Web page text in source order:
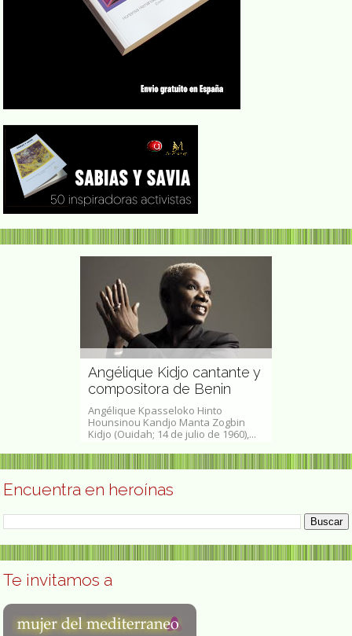
Angélique Kidjo cantante y
compositora de Benin
Angélique Kpasseloko Hinto
Hounsinou Kandjo Manta Zogbin
Kidjo (Ouidah; 14 de julio de 1960),...
Encuentra en heroínas
Te invitamos a